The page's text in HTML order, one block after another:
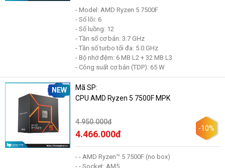
- Model: AMD Ryzen 5 7500F
- Số lõi: 6
- Số luồng: 12
- Tần số cơ bản: 3.7 GHz
- Tần số turbo tối đa: 5.0 GHz
- Bộ nhớ đệm: 6 MB L2 + 32 MB L3
- Công suất cơ bản (TDP): 65 W
NEW
Mã SP:
CPU AMD Ryzen 5 7500F MPK
4.950.000đ
4.466.000đ
-10%
- - AMD Ryzen™ 5 7500F (no box)
- - Socket: AM5